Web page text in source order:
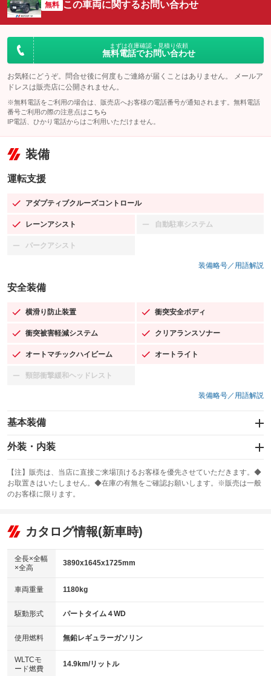
無料 この車両に関するお問い合わせ
まずは在庫確認・見積り依頼
無料電話でお問い合わせ
お気軽にどうぞ。問合せ後に何度もご連絡が届くことはありません。 メールア
ドレスは販売店に公開されません。
※無料電話をご利用の場合は、販売店へお客様の電話番号が通知されます。無料電話
番号ご利用の際の注意点は こちら
IP電話、ひかり電話からはご利用いただけません。
装備
運転支援
アダプティブクルーズコントロール
：装備あり
レーンアシスト
：装備あり 自動駐車システム
：装備なし
パークアシスト
：装備なし
装備略号／用語解説
安全装備
横滑り防止装置
：装備あり 衝突安全ボディ
：装備あり
衝突被害軽減システム
：装備あり クリアランスソナー
：装備あり
オートマチックハイビーム
：装備あり オートライト
：装備あり
頸部衝撃緩和ヘッドレスト
：装備なし
装備略号／用語解説
基本装備
エアバッグ：運転席/助手席/サイド
：装備あり
：装備なし
サンルーフ
：装備なし ABS
リフトアップ
：装備なし
：装備あり
パワーウィンドウ
アイドリングストップ
：装備あり
USB入力端子
：装備あり
100V電源
：装備なし
センターデフロック
：装備なし
外装・内装
カーナビ：メモリーナビ他
：装備あり
TV：フルセグ
：装備あり
ビジュアル：-／DVD再生
：装備あり
アルミホイール：15インチ
：装備あり
HID(キセノンライト)
バックカメラ
エアロ
：装備なし
【注】販売は、当店に直接ご来場頂けるお客様を優先させていただきます。◆
お取置きはいたしません。◆在庫の有無をご確認お願いします。※販売は一般
のお客様に限ります。
カタログ情報(新車時)
全長×全幅
×全高
3890x1645x1725mm
車両重量 1180kg
駆動形式 パートタイム４WD
使用燃料 無鉛レギュラーガソリン
WLTCモ
ード燃費
14.9km/リットル